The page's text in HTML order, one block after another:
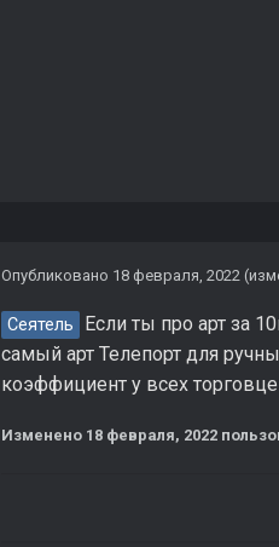
Опубликовано 18 февраля, 2022
Сеятель
Если ты про арт за
самый арт Телепорт для
коэффициент у всех
Изменено 18 февраля, 2022